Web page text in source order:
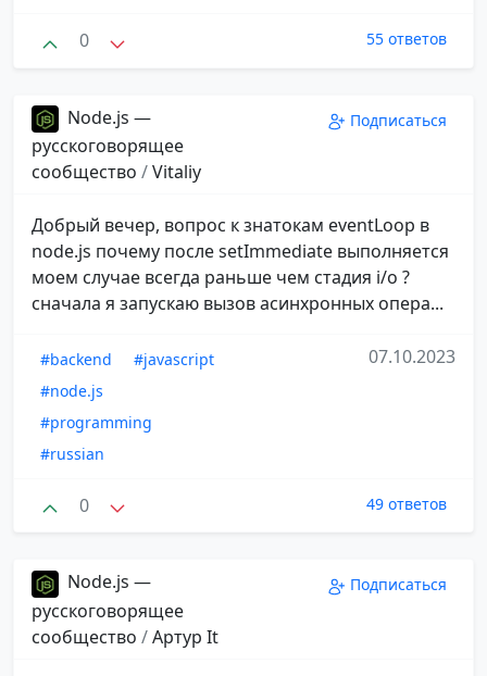
0 55 ответов
Node.js —
русскоговорящее
сообщество /Vitaliy
Подписаться
Добрый вечер, вопрос к знатокам eventLoop в
node.js почему после setImmediate выполняется
моем случае всегда раньше чем стадия i/o ?
сначала я запускаю вызов асинхронных опера...
#backend
#javascript
#node.js
#programming
#russian
07.10.2023
0 49 ответов
Node.js —
русскоговорящее
сообщество /Aртур It
Подписаться